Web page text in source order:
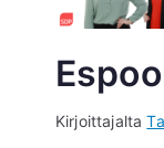
Kirjoittajalta